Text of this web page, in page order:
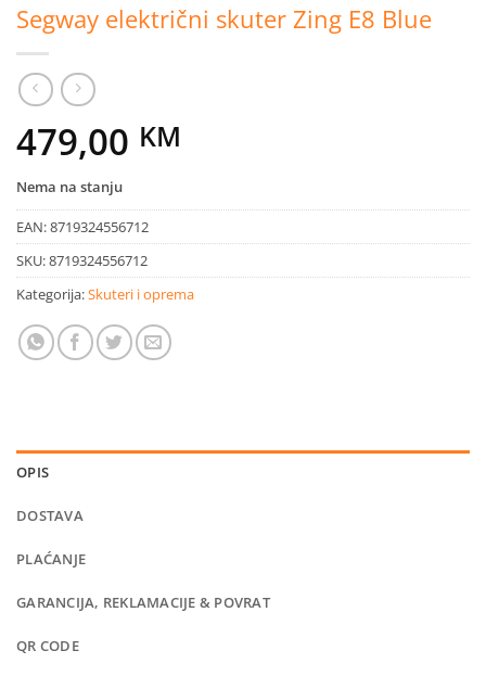
Segway električni skuter Zing E8 Blue
479,00 KM
Nema na stanju
EAN:8719324556712
SKU:8719324556712
Kategorija:Skuteri i oprema
OPIS
DOSTAVA
PLAĆANJE
GARANCIJA, REKLAMACIJE & POVRAT
QR CODE